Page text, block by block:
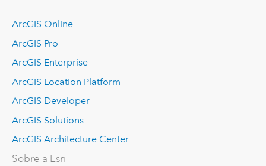
ArcGIS Online
ArcGIS Pro
ArcGIS Enterprise
ArcGIS Location Platform
ArcGIS Developer
ArcGIS Solutions
ArcGIS Architecture Center
Sobre a Esri